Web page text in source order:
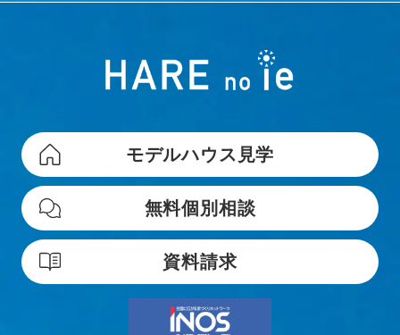
モデルハウス見学
無料個別相談
資料請求